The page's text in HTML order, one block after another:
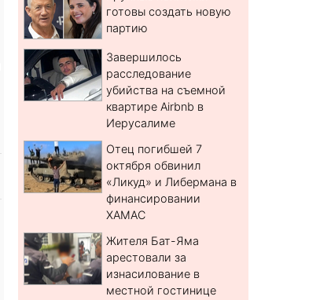
готовы создать новую
партию
Завершилось
расследование
убийства на съемной
квартире Airbnb в
Иерусалиме
Отец погибшей 7
октября обвинил
«Ликуд» и Либермана в
финансировании
ХАМАС
Жителя Бат-Яма
арестовали за
изнасилование в
местной гостинице